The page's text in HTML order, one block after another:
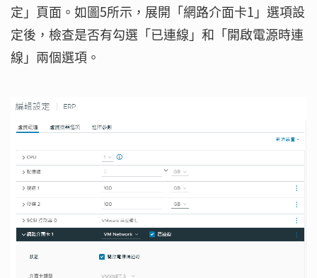
定」頁面。如圖5所示，展開「網路介面卡1」選項設
定後，檢查是否有勾選「已連線」和「開啟電源時連
線」兩個選項。